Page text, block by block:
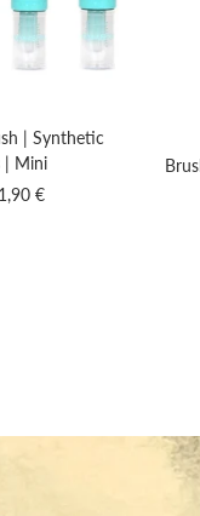
| Synthetic
| Mini
€